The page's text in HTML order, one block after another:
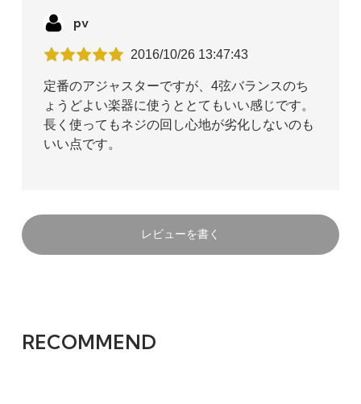
pv
2016/10/26 13:47:43
定番のアジャスターですが、4弦バランスのち
ょうどよい楽器に使うととてもいい感じです。
長く使ってもネジの回し心地が劣化しないのも
いい点です。
レビューを書く
RECOMMEND